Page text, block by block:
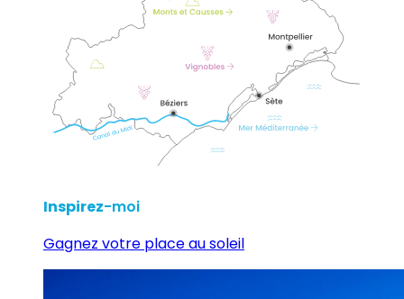
Inspirez-moi
Gagnez votre place au soleil